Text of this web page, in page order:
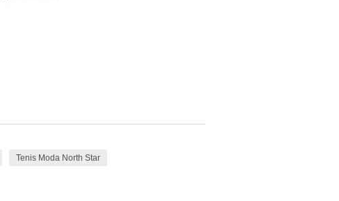
Tenis Moda North Star